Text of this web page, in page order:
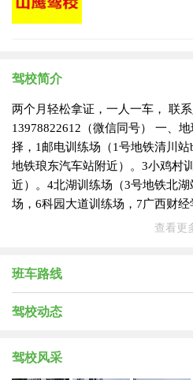
驾校简介
两个月轻松拿证，一人一车， 联
13978822612（微信同号） 一、
择，1邮电训练场（1号地铁清川
地铁琅东汽车站附近）。3小鸡村
近）。4北湖训练场（3号地铁北
场，6科园大道训练场，7广西财
训练场，9三塘训练场，10五象大
南方夏天的炎热，真正的花园式驾
朗易沟通，及格率高，欢迎实地观
（科一）—五项考试（科二）—路
查看更
班车路线
驾校动态
驾校风采